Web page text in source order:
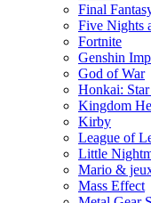
Final
Five Nights
Fortnite
Genshin
God of War
Honkai:
Kingdom
Kirby
League of
Little
Mario &
Mass Effect